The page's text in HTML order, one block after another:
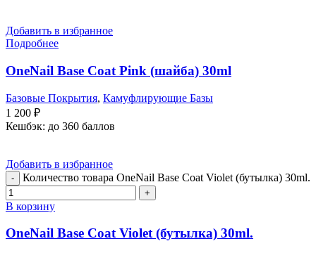
Добавить в избранное
Подробнее
OneNail Base Coat Pink (шайба) 30ml
Базовые Покрытия, Камуфлирующие Базы
1 200 ₽
Кешбэк: до 360 баллов
Добавить в избранное
Количество товара OneNail Base Coat Violet (бутылка) 30ml.
В корзину
OneNail Base Coat Violet (бутылка) 30ml.